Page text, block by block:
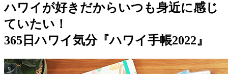
ハワイが好きだからいつも身近に感じ
ていたい！
365日ハワイ気分『ハワイ手帳2022』